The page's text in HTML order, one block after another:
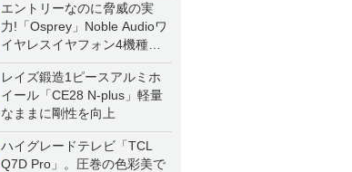
エントリーなのに脅威の実
力!「Osprey」Noble Audioワ
イヤレスイヤフォン4機種を
一気に聴く
レイズ鍛造1ピースアルミホ
イール「CE28 N-plus」軽量
なままに剛性を向上
ハイグレードテレビ「TCL
Q7D Pro」。圧巻の色彩美で